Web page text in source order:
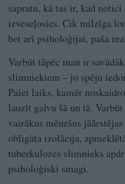
sapratu, kā tas ir, kad notici
izveseļosies. Cik milzīga
bet arī psiholoģijai, paša
Varbūt tāpēc man ir
slimniekiem – jo spēju
Paiet laiks, kamēr
lauzīt galvu šā un tā.
vairākus mēnešus
obligāta izolācija,
tuberkulozes slimnieks
psiholoģiski smagi.